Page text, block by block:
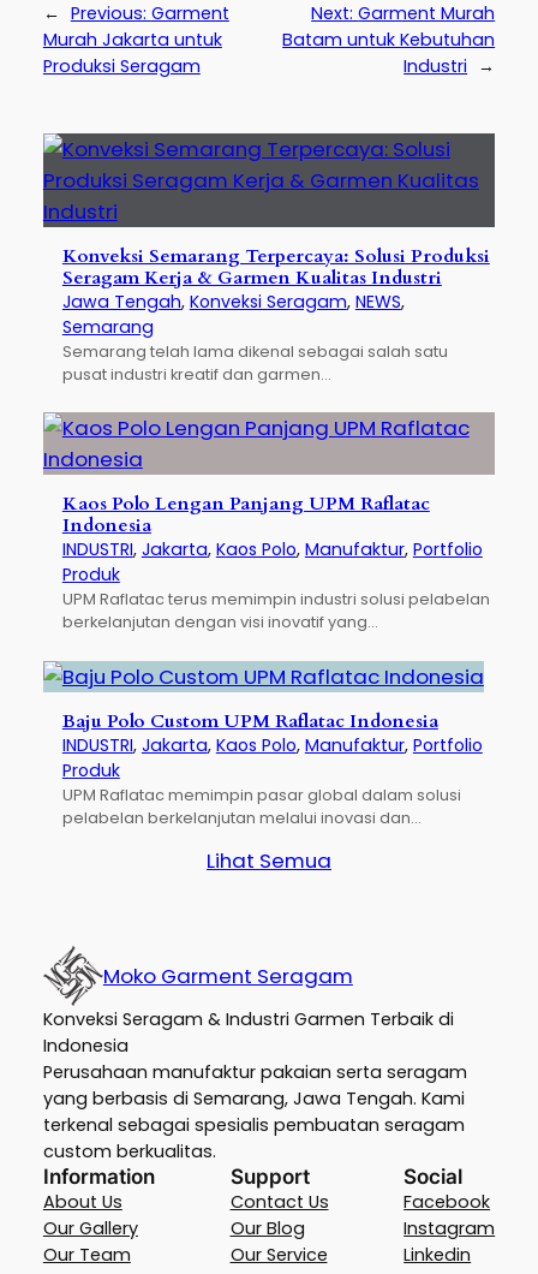
← Previous: Garment
Murah Jakarta untuk
Produksi Seragam
Next:Garment Murah
Batam untuk Kebutuhan
Industri →
Konveksi Semarang Terpercaya: Solusi Produksi
Seragam Kerja & Garmen Kualitas Industri
Jawa Tengah, Konveksi Seragam, NEWS,
Semarang
Semarang telah lama dikenal sebagai salah satu
pusat industri kreatif dan garmen…
Kaos Polo Lengan Panjang UPM Raflatac
Indonesia
INDUSTRI, Jakarta, Kaos Polo, Manufaktur, Portfolio
Produk
UPM Raflatac terus memimpin industri solusi pelabelan
berkelanjutan dengan visi inovatif yang…
Baju Polo Custom UPM Raflatac Indonesia
INDUSTRI, Jakarta, Kaos Polo, Manufaktur, Portfolio
Produk
UPM Raflatac memimpin pasar global dalam solusi
pelabelan berkelanjutan melalui inovasi dan…
Lihat Semua
Moko Garment Seragam
Konveksi Seragam & Industri Garmen Terbaik di
Indonesia
Perusahaan manufaktur pakaian serta seragam
yang berbasis di Semarang, Jawa Tengah. Kami
terkenal sebagai spesialis pembuatan seragam
custom berkualitas.
Information
About Us
Our Gallery
Our Team
Support
Contact Us
Our Blog
Our Service
Social
Facebook
Instagram
Linkedin